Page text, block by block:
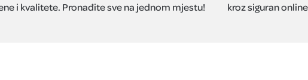
i kvalitete. Pronađite sve na jednom mjestu!
kroz siguran